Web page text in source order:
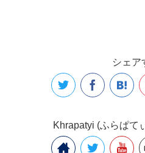
シェア
Khrapatyi (ふらぱて